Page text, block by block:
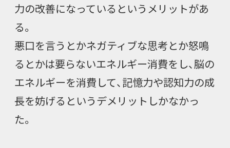
力の改善になっているというメリットがあ
る。
悪口を言うとかネガティブな思考とか怒鳴
るとかは要らないエネルギー消費をし、脳の
エネルギーを消費して、記憶力や認知力の成
長を妨げるというデメリットしかなかっ
た。